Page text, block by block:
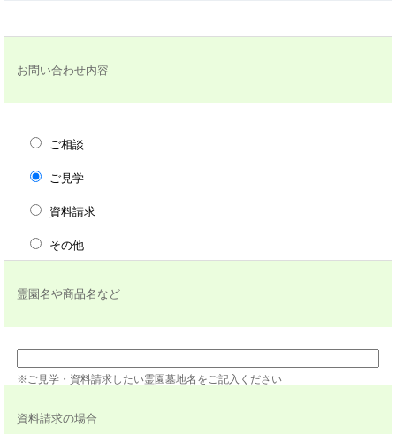
お問い合わせ内容
ご相談
ご見学
資料請求
その他
霊園名や商品名など
※ご見学・資料請求したい霊園墓地名をご記入ください
資料請求の場合